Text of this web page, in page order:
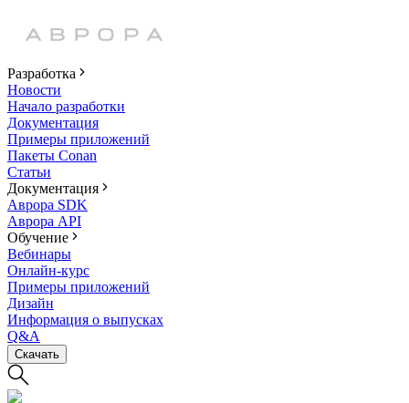
Разработка
Новости
Начало разработки
Документация
Примеры приложений
Пакеты Conan
Статьи
Документация
Аврора SDK
Аврора API
Обучение
Вебинары
Онлайн-курс
Примеры приложений
Дизайн
Информация о выпусках
Q&A
Скачать